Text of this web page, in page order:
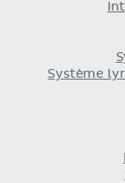
Système